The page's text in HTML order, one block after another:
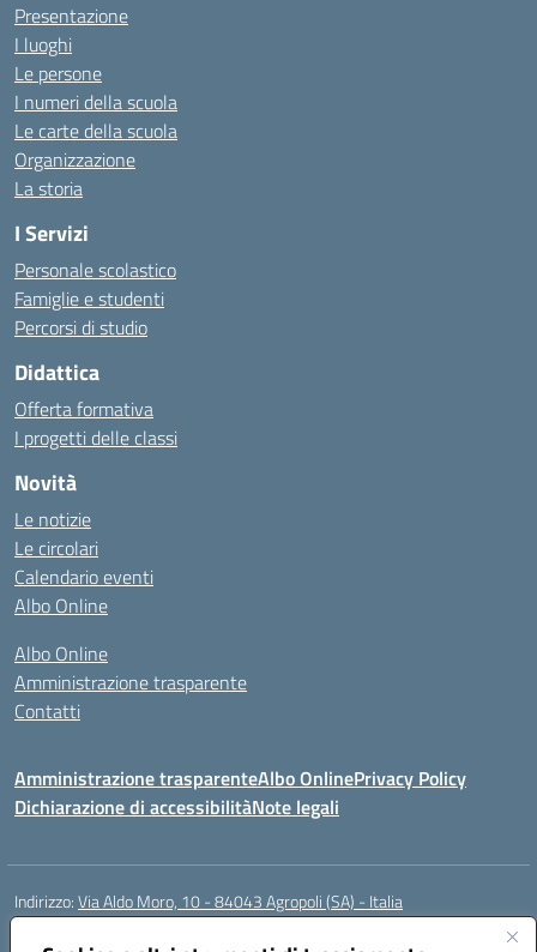
Presentazione
I luoghi
Le persone
I numeri della scuola
Le carte della scuola
Organizzazione
La storia
I Servizi
Personale scolastico
Famiglie e studenti
Percorsi di studio
Didattica
Offerta formativa
I progetti delle classi
Novità
Le notizie
Le circolari
Calendario eventi
Albo Online
Albo Online
Amministrazione trasparente
Contatti
Amministrazione trasparenteAlbo OnlinePrivacy Policy
Dichiarazione di accessibilitàNote legali
Indirizzo:Via Aldo Moro, 10 - 84043 Agropoli (SA) - Italia
Centralino: